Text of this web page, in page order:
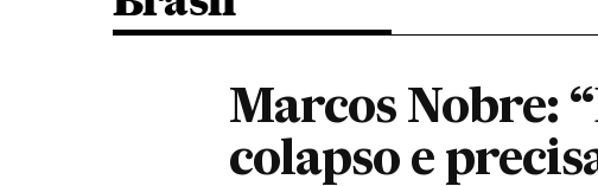
Marcos Nobre:
colapso e